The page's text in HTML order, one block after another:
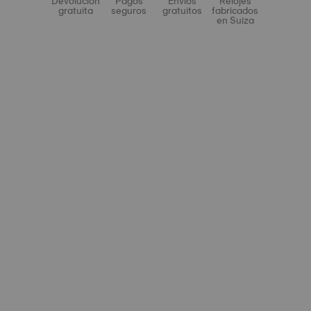
gratuita seguros gratuitos fabricados
en Suiza